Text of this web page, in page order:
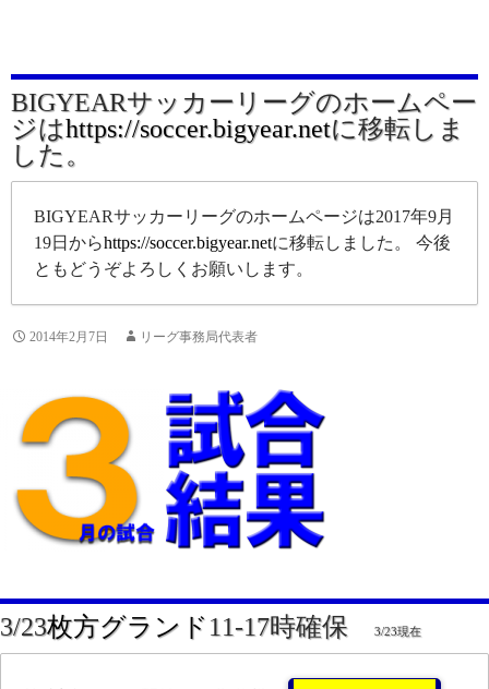
BIGYEARサッカーリーグのホームペー
ジはhttps://soccer.bigyear.netに移転しま
した。
BIGYEARサッカーリーグのホームページは2017年9月
19日からhttps://soccer.bigyear.netに移転しました。 今後
ともどうぞよろしくお願いします。
2014年2月7日 リーグ事務局代表者
3/23枚方グランド11-17時確保 3/23現在